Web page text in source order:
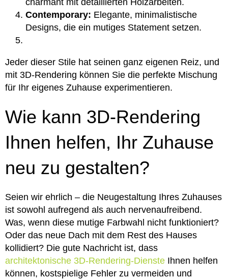
Contemporary: Elegante, minimalistische
Designs, die ein mutiges Statement setzen.
Jeder dieser Stile hat seinen ganz eigenen Reiz, und
mit 3D-Rendering können Sie die perfekte Mischung
für Ihr eigenes Zuhause experimentieren.
Wie kann 3D-Rendering
Ihnen helfen, Ihr Zuhause
neu zu gestalten?
Seien wir ehrlich – die Neugestaltung Ihres Zuhauses
ist sowohl aufregend als auch nervenaufreibend.
Was, wenn diese mutige Farbwahl nicht funktioniert?
Oder das neue Dach mit dem Rest des Hauses
kollidiert? Die gute Nachricht ist, dass
architektonische 3D-Rendering-Dienste Ihnen helfen
können, kostspielige Fehler zu vermeiden und